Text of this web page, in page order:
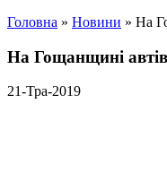
Головна » Новини » На
На Гощанщині
21-Тра-2019